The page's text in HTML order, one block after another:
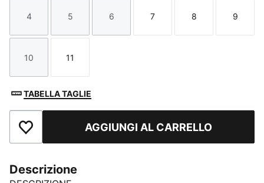
Taglia
4
Taglia
5
Taglia
6
Taglia
7
Taglia
8
Taglia
9
Taglia
10
Taglia
11
TABELLA TAGLIE
Aggiungi ai PreferitiAGGIUNGI AL CARRELLO
Descrizione